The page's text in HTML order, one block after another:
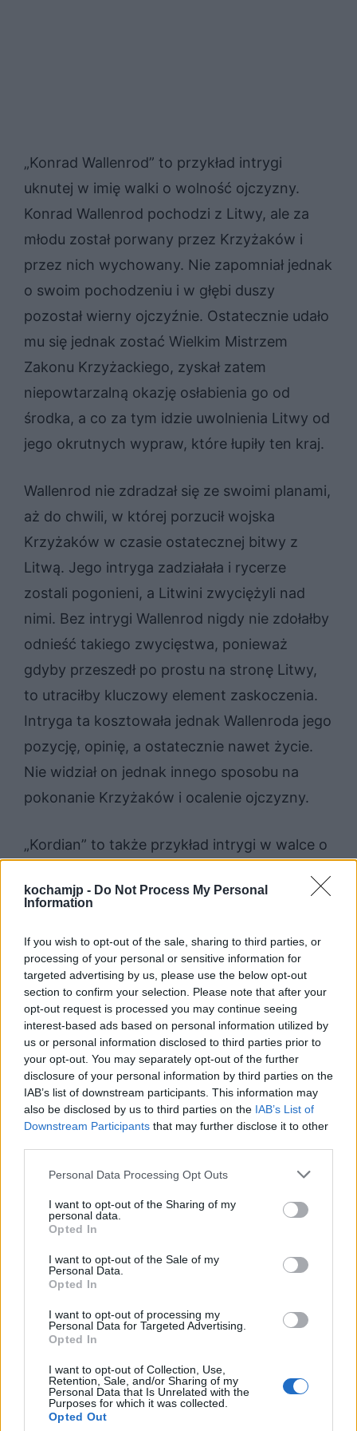
kochamjp - Do Not Process My Personal
Information
If you wish to opt-out of the sale, sharing to third parties, or
processing of your personal or sensitive information for
targeted advertising by us, please use the below opt-out
section to confirm your selection. Please note that after your
opt-out request is processed you may continue seeing
interest-based ads based on personal information utilized by
us or personal information disclosed to third parties prior to
your opt-out. You may separately opt-out of the further
disclosure of your personal information by third parties on the
IAB’s list of downstream participants. This information may
also be disclosed by us to third parties on the IAB’s List of
Downstream Participants that may further disclose it to other
Personal Data Processing Opt Outs
I want to opt-out of the Sharing of my
personal data.
Opted In
I want to opt-out of the Sale of my
Personal Data.
Opted In
I want to opt-out of processing my
Personal Data for Targeted Advertising.
Opted In
I want to opt-out of Collection, Use,
Retention, Sale, and/or Sharing of my
Personal Data that Is Unrelated with the
Purposes for which it was collected.
Opted Out
„Konrad Wallenrod” to przykład intrygi
uknutej w imię walki o wolność ojczyzny.
Konrad Wallenrod pochodzi z Litwy, ale za
młodu został porwany przez Krzyżaków i
przez nich wychowany. Nie zapomniał jednak
o swoim pochodzeniu i w głębi duszy
pozostał wierny ojczyźnie. Ostatecznie udało
mu się jednak zostać Wielkim Mistrzem
Zakonu Krzyżackiego, zyskał zatem
niepowtarzalną okazję osłabienia go od
środka, a co za tym idzie uwolnienia Litwy od
jego okrutnych wypraw, które łupiły ten kraj.
Wallenrod nie zdradzał się ze swoimi planami,
aż do chwili, w której porzucił wojska
Krzyżaków w czasie ostatecznej bitwy z
Litwą. Jego intryga zadziałała i rycerze
zostali pogonieni, a Litwini zwyciężyli nad
nimi. Bez intrygi Wallenrod nigdy nie zdołałby
odnieść takiego zwycięstwa, ponieważ
gdyby przeszedł po prostu na stronę Litwy,
to utraciłby kluczowy element zaskoczenia.
Intryga ta kosztowała jednak Wallenroda jego
pozycję, opinię, a ostatecznie nawet życie.
Nie widział on jednak innego sposobu na
pokonanie Krzyżaków i ocalenie ojczyzny.
„Kordian” to także przykład intrygi w walce o
ona rosyjskiego zaborcy i zniewolonej przez
Kordian, bierze udział w spiskach i intrygach,
które mają na celu obalenie cara. Jest to
działanie zupełnie odwrotne od narodowych
zrywów zbrojnych, które pozostawały
nieudane. Intryga Kordiana, polegająca na
zamordowaniu cara, jest jednak bardzo
trudna do przeprowadzenia i może mieć
nieprzewidziane konsekwencje. Mimo to
pragnący działać Kordian podejmuje się jej
przeprowadzenia. Nie udaje mu się to i
zostaje pochwycony i skazany na śmierć.
lisa. Kruk miał w dziobie kawałek sera, do
Zaczął więc wychwalać ptaka, który był
próżny. Wreszcie poprosił go o
zaprezentowanie głosu, a wtedy kruk
otworzył dziób i przypadkiem upuścił ser. Lis